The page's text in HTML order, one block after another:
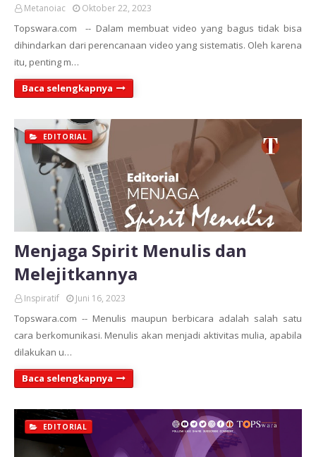
Metanoiac Oktober 22, 2023
Topswara.com -- Dalam membuat video yang bagus tidak bisa
dihindarkan dari perencanaan video yang sistematis. Oleh karena
itu, penting m…
Baca selengkapnya
EDITORIAL
Menjaga Spirit Menulis dan
Melejitkannya
Inspiratif Juni 16, 2023
Topswara.com -- Menulis maupun berbicara adalah salah satu
cara berkomunikasi. Menulis akan menjadi aktivitas mulia, apabila
dilakukan u…
Baca selengkapnya
EDITORIAL